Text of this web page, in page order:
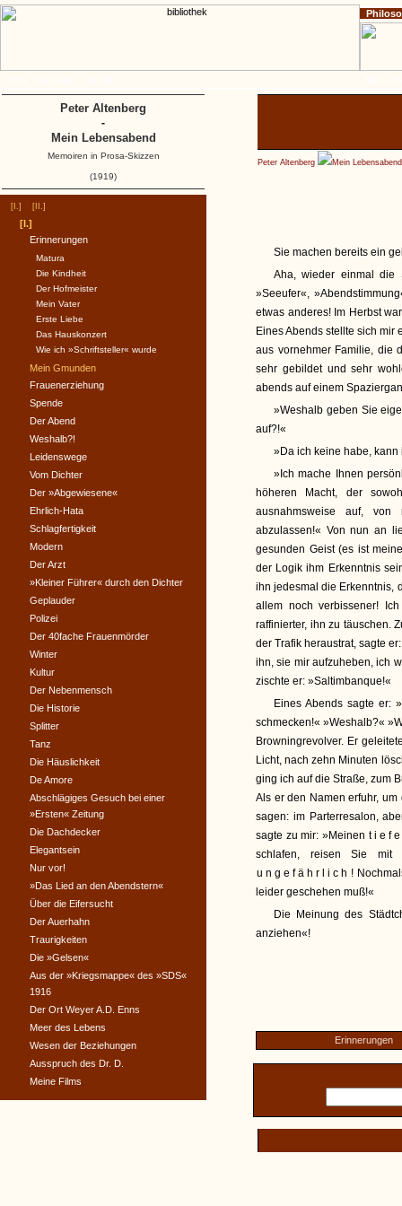
Peter Altenberg Mein Lebensabend
Sie machen bereits ein
Aha, wieder einmal die
»Seeufer«,
etwas anderes! Im Herbst
Eines Abends stellte sich
aus vornehmer Familie, die
sehr gebildet und sehr
abends auf einem
»Weshalb geben Sie
auf?!«
»Da ich keine habe,
»Ich mache Ihnen
höheren Macht, der
ausnahmsweise auf,
abzulassen!« Von nun an
gesunden Geist (es ist
der Logik ihm Erkenntnis
ihn jedesmal die Erkenntnis,
allem noch verbissener!
raffinierter, ihn zu täuschen.
der Trafik heraustrat, sagte
ihn, sie mir aufzuheben, ich
zischte er: »Saltimbanque!«
Eines Abends sagte er:
schmecken!« »Weshalb?«
Browningrevolver. Er
Licht, nach zehn Minuten
ging ich auf die Straße, zum
Als er den Namen erfuhr,
sagen: im Parterresalon,
sagte zu mir: »Meinen
schlafen, reisen Sie
ungefährlich !
leider geschehen muß!«
Die Meinung des
anziehen«!
Erinnerungen
[I.] [II.]
[I.]
Erinnerungen
Matura
Die Kindheit
Der Hofmeister
Mein Vater
Erste Liebe
Das Hauskonzert
Wie ich »Schriftsteller« wurde
Mein Gmunden
Frauenerziehung
Spende
Der Abend
Weshalb?!
Leidenswege
Vom Dichter
Der »Abgewiesene«
Ehrlich-Hata
Schlagfertigkeit
Modern
Der Arzt
»Kleiner Führer« durch den Dichter
Geplauder
Polizei
Der 40fache Frauenmörder
Winter
Kultur
Der Nebenmensch
Die Historie
Splitter
Tanz
Die Häuslichkeit
De Amore
Abschlägiges Gesuch bei einer
»Ersten« Zeitung
Die Dachdecker
Elegantsein
Nur vor!
»Das Lied an den Abendstern«
Über die Eifersucht
Der Auerhahn
Traurigkeiten
Die »Gelsen«
Aus der »Kriegsmappe« des »SDS«
1916
Der Ort Weyer A.D. Enns
Meer des Lebens
Wesen der Beziehungen
Ausspruch des Dr. D.
Meine Films
Peter Altenberg
-
Mein Lebensabend
Memoiren in Prosa-Skizzen
(1919)